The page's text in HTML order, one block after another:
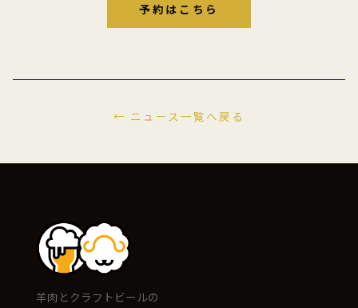
予約はこちら
← ニュース一覧へ戻る
羊肉とクラフトビールの